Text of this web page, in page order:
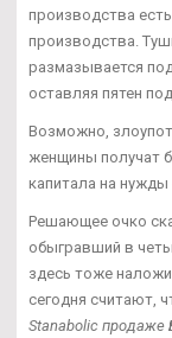
производства
производства.
размазывается
оставляя пятен
Возможно,
женщины получат
капитала на нужды
Решающее очко
обыгравший в
здесь тоже
сегодня считают,
Stanabolic продаже